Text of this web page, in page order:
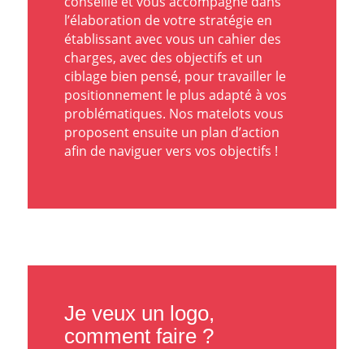
l’élaboration de votre stratégie en
établissant avec vous un cahier des
charges, avec des objectifs et un
ciblage bien pensé, pour travailler le
positionnement le plus adaptéà vos
problématiques. Nos matelots vous
proposent ensuite un plan d’action
afin de naviguer vers vos objectifs !
Je veux un logo,
comment faire ?